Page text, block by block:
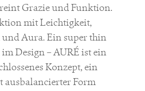
Grazie und Funktion.
mit Leichtigkeit,
Aura. Ein super thin
Design – AURÉ ist ein
Konzept, ein
ausbalancierter Form